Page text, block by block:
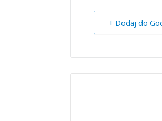
+ Dodaj do